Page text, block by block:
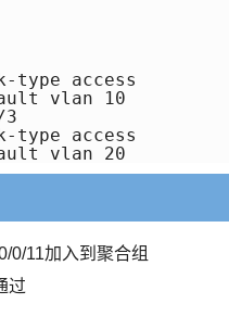
type access
vlan 10
type access
0/11加入到聚合组
过